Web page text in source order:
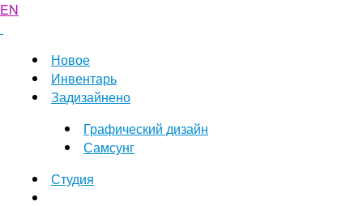
EN
Новое
Инвентарь
Задизайнено
Графический дизайн
Самсунг
Студия